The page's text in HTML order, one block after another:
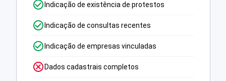
Indicação de existência de protestos
Indicação de consultas recentes
Indicação de empresas vinculadas
Dados cadastrais completos